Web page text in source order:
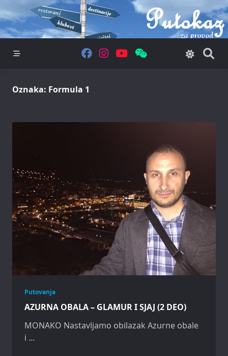
to
content
Oznaka: Formula 1
Putovanja
AZURNA OBALA – GLAMUR I SJAJ (2 DEO)
MONAKO Nastavljamo obilazak Azurne obale
i ...